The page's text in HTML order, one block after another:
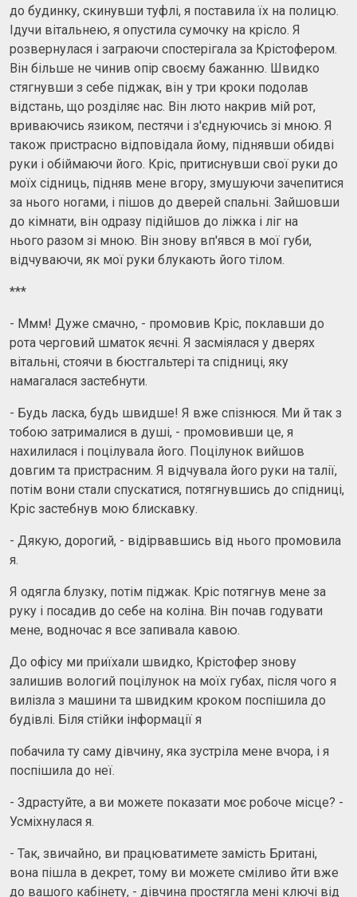
до будинку, скинувши туфлі, я поставила їх на полицю.
Ідучи вітальнею, я опустила сумочку на крісло. Я
розвернулася і заграючи спостерігала за Крістофером.
Він більше не чинив опір своєму бажанню. Швидко
стягнувши з себе піджак, він у три кроки подолав
відстань, що розділяє нас. Він люто накрив мій рот,
вриваючись язиком, пестячи і з'єднуючись зі мною. Я
також пристрасно відповідала йому, піднявши обидві
руки і обіймаючи його. Кріс, притиснувши свої руки до
моїх сідниць, підняв мене вгору, змушуючи зачепитися
за нього ногами, і пішов до дверей спальні. Зайшовши
до кімнати, він одразу підійшов до ліжка і ліг на
нього разом зі мною. Він знову вп'явся в мої губи,
відчуваючи, як мої руки блукають його тілом.
***
- Ммм! Дуже смачно, - промовив Кріс, поклавши до
рота черговий шматок яєчні. Я засміялася у дверях
вітальні, стоячи в бюстгальтері та спідниці, яку
намагалася застебнути.
- Будь ласка, будь швидше! Я вже спізнюся. Ми й так з
тобою затрималися в душі, - промовивши це, я
нахилилася і поцілувала його. Поцілунок вийшов
довгим та пристрасним. Я відчувала його руки на талії,
потім вони стали спускатися, потягнувшись до спідниці,
Кріс застебнув мою блискавку.
- Дякую, дорогий, - відірвавшись від нього промовила
я.
Я одягла блузку, потім піджак. Кріс потягнув мене за
руку і посадив до себе на коліна. Він почав годувати
мене, водночас я все запивала кавою.
До офісу ми приїхали швидко, Крістофер знову
залишив вологий поцілунок на моїх губах, після чого я
вилізла з машини та швидким кроком поспішила до
будівлі. Біля стійки інформації я
побачила ту саму дівчину, яка зустріла мене вчора, і я
поспішила до неї.
- Здрастуйте, а ви можете показати моє робоче місце? -
Усміхнулася я.
- Так, звичайно, ви працюватимете замість Британі,
вона пішла в декрет, тому ви можете сміливо йти вже
до вашого кабінету, - дівчина простягла мені ключі від